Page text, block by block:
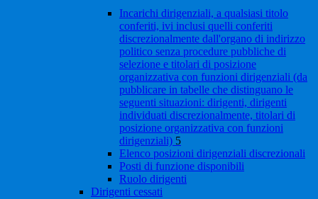
Incarichi dirigenziali, a qualsiasi titolo
conferiti, ivi inclusi quelli conferiti
discrezionalmente dall'organo di indirizzo
politico senza procedure pubbliche di
selezione e titolari di posizione
organizzativa con funzioni dirigenziali (da
pubblicare in tabelle che distinguano le
seguenti situazioni: dirigenti, dirigenti
individuati discrezionalmente, titolari di
posizione organizzativa con funzioni
dirigenziali) 5
Elenco posizioni dirigenziali discrezionali
Posti di funzione disponibili
Ruolo dirigenti
Dirigenti cessati